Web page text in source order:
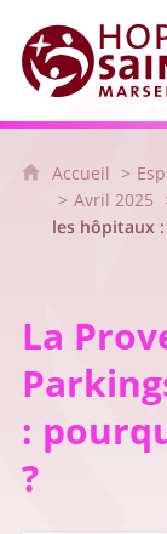
Accueil
Avril 2025
les hôpitaux
La
:
?